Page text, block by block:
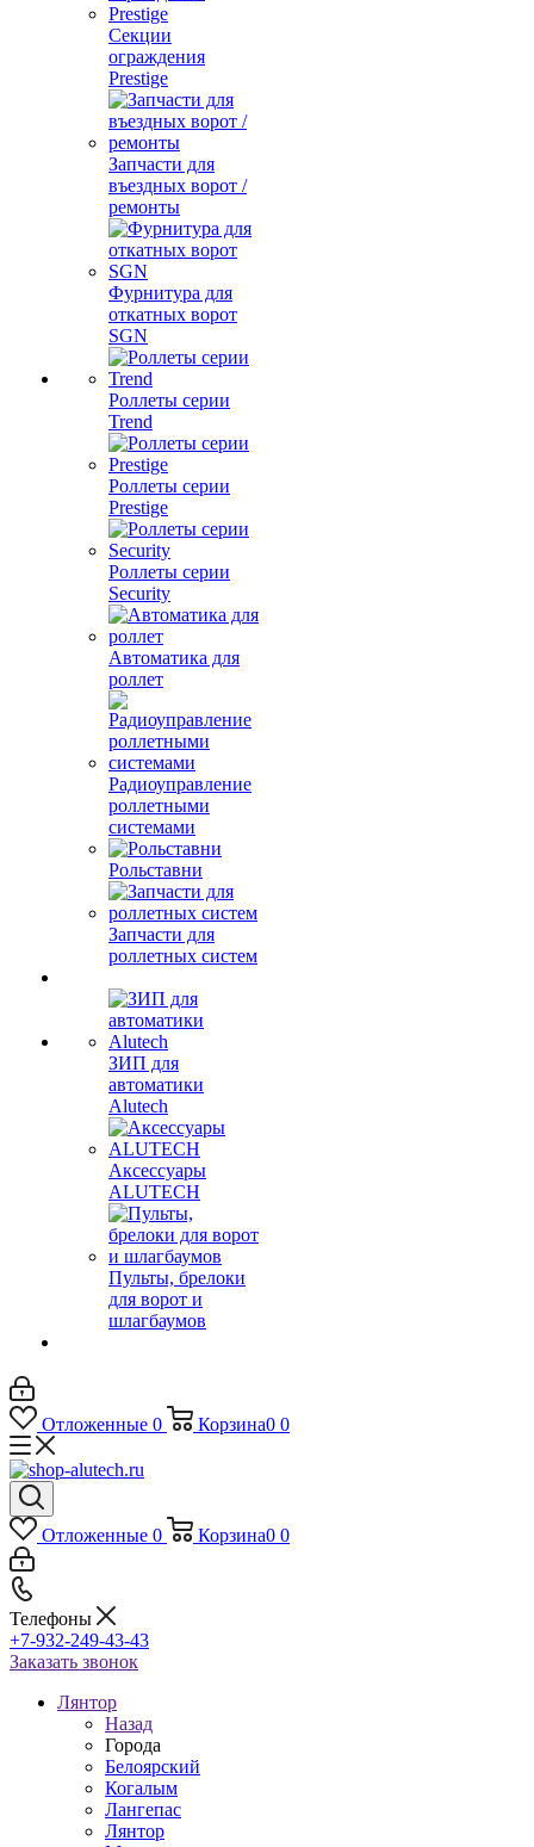
Секции
ограждения
Prestige
Запчасти для
въездных ворот /
ремонты
Фурнитура для
откатных ворот
SGN
Роллеты серии
Trend
Роллеты серии
Prestige
Роллеты серии
Security
Автоматика для
роллет
Радиоуправление
роллетными
системами
Рольставни
Запчасти для
роллетных систем
ЗИП для
автоматики
Alutech
Аксессуары
ALUTECH
Пульты, брелоки
для ворот и
шлагбаумов
Отложенные 0 Корзина0 0
Отложенные 0 Корзина0 0
Телефоны
+7-932-249-43-43
Заказать звонок
Лянтор
Назад
Города
Белоярский
Когалым
Лангепас
Лянтор